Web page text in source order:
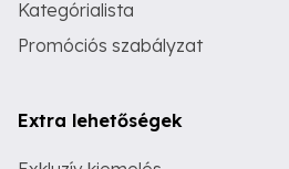
Kategórialista
Promóciós szabályzat
Extra lehetőségek